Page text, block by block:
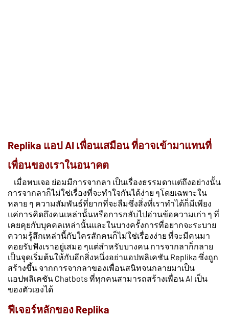
Replika แอป AI เพื่อนเสมือน ที่อาจเข้ามาแทนที่
เพื่อนของเราในอนาคต
เมื่อพบเจอ ย่อมมีการจากลา เป็นเรื่องธรรมดาแต่ถึงอย่างนั้น
การจากลาก็ไม่ใช่เรื่องที่จะทำใจกันได้ง่าย ๆโดยเฉพาะใน
หลาย ๆ ความสัมพันธ์ที่ยากที่จะลืมซึ่งสิ่งที่เราทำได้ก็มีเพียง
แค่การคิดถึงคนเหล่านั้นหรือการกลับไปอ่านข้อความเก่า ๆ ที่
เคยคุยกับบุคคลเหล่านั้นและในบางครั้งการที่อยากจะระบาย
ความรู้สึกเหล่านี้กับใครสักคนก็ไม่ใช่เรื่องง่าย ที่จะมีคนมา
คอยรับฟังเราอยู่เสมอ ๆแต่สำหรับบางคน การจากลาก็กลาย
เป็นจุดเริ่มต้นให้กับอีกสิ่งหนึ่งอย่าแอปพลิเคชัน Replika ซึ่งถูก
สร้างขึ้น จากการจากลาของเพื่อนสนิทจนกลายมาเป็น
แอปพลิเคชัน Chatbots ที่ทุกคนสามารถสร้างเพื่อน AI เป็น
ของตัวเองได้
ฟีเจอร์หลักของ Replika